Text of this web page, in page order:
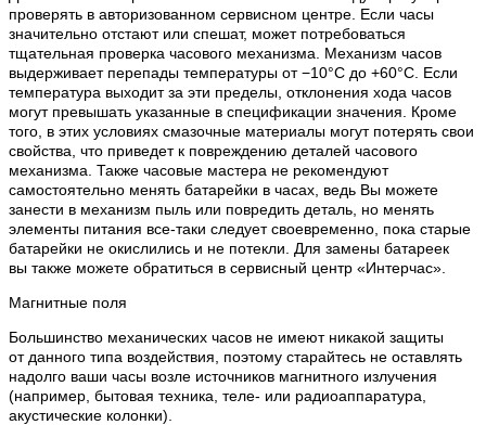
проверять в авторизованном сервисном центре. Если часы
значительно отстают или спешат, может потребоваться
тщательная проверка часового механизма. Механизм часов
выдерживает перепады температуры от −10°C до +60°C. Если
температура выходит за эти пределы, отклонения хода часов
могут превышать указанные в спецификации значения. Кроме
того, в этих условиях смазочные материалы могут потерять свои
свойства, что приведет к повреждению деталей часового
механизма. Также часовые мастера не рекомендуют
самостоятельно менять батарейки в часах, ведь Вы можете
занести в механизм пыль или повредить деталь, но менять
элементы питания все-таки следует своевременно, пока старые
батарейки не окислились и не потекли. Для замены батареек
вы также можете обратиться в сервисный центр «Интерчас».
Магнитные поля
Большинство механических часов не имеют никакой защиты
от данного типа воздействия, поэтому старайтесь не оставлять
надолго ваши часы возле источников магнитного излучения
(например, бытовая техника, теле- или радиоаппаратура,
акустические колонки).